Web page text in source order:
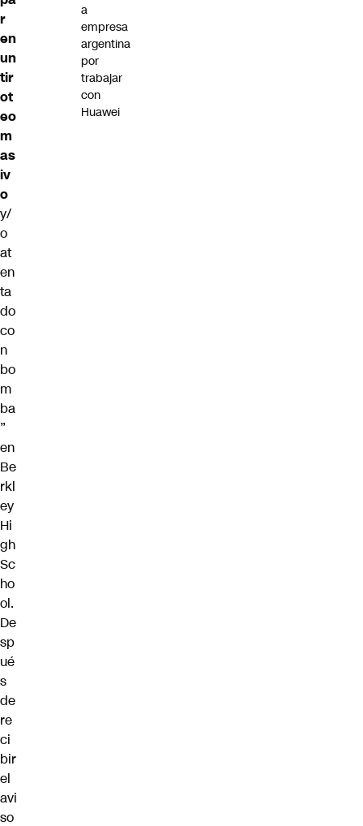
r
en
un
tir
ot
eo
m
as
iv
o
y/
o
at
en
ta
do
co
n
bo
m
ba
”
en
Be
rkl
ey
Hi
gh
Sc
ho
ol.
De
sp
ué
s
de
re
ci
bir
el
avi
so
a
empresa
argentina
por
trabajar
con
Huawei